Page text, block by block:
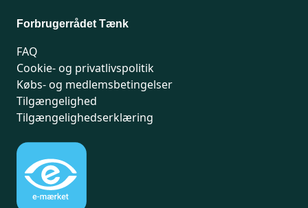
Forbrugerrådet Tænk
FAQ
Cookie- og privatlivspolitik
Købs- og medlemsbetingelser
Tilgængelighed
Tilgængelighedserklæring